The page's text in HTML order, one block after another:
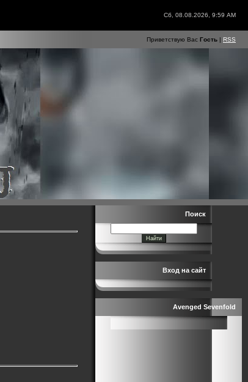
Сб, 08.08.2026, 9:59 AM
Приветствую Вас Гость | RSS
Поиск
Вход на сайт
Avenged Sevenfold